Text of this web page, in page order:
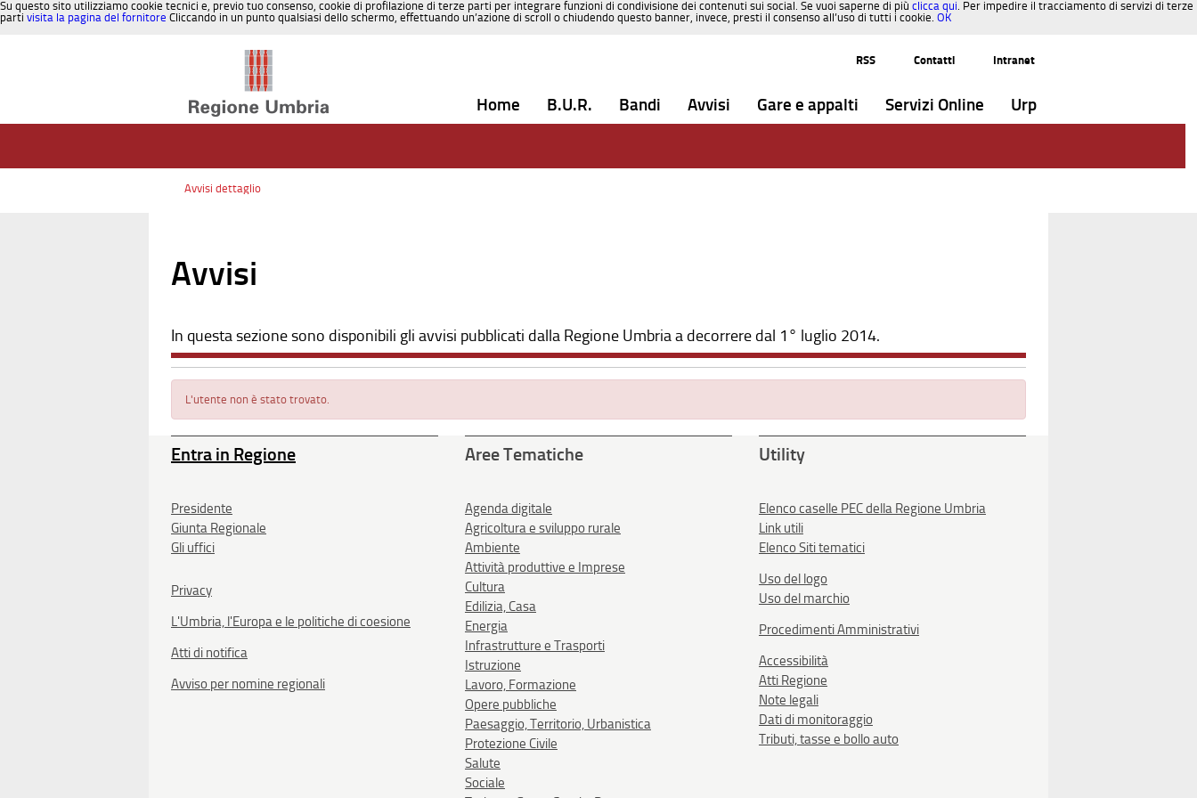
Su questo sito utilizziamo cookie tecnici e, previo tuo consenso, cookie di profilazione di terze parti per integrare funzioni di condivisione dei contenuti sui social. Se vuoi saperne di più clicca qui. Per impedire il tracciamento di servizi di terze
parti visita la pagina del fornitore Cliccando in un punto qualsiasi dello schermo, effettuando un’azione di scroll o chiudendo questo banner, invece, presti il consenso all’uso di tutti i cookie. OK
RSS
Contatti Intranet
Home B.U.R. Bandi Avvisi Gare e appalti Servizi Online Urp
Avvisi dettaglio
Avvisi
In questa sezione sono disponibili gli avvisi pubblicati dalla Regione Umbria a decorrere dal 1° luglio 2014.
L'utente non è stato trovato.
Entra in Regione
Presidente
Giunta Regionale
Gli uffici
Privacy
L'Umbria, l'Europa e le politiche di coesione
Atti di notifica
Avviso per nomine regionali
Aree Tematiche
Agenda digitale
Agricoltura e sviluppo rurale
Ambiente
Attività produttive e Imprese
Cultura
Edilizia, Casa
Energia
Infrastrutture e Trasporti
Istruzione
Lavoro, Formazione
Opere pubbliche
Paesaggio, Territorio, Urbanistica
Protezione Civile
Salute
Sociale
Utility
Elenco caselle PEC della Regione Umbria
Link utili
Elenco Siti tematici
Uso del logo
Uso del marchio
Procedimenti Amministrativi
Accessibilità
Atti Regione
Note legali
Dati di monitoraggio
Tributi, tasse e bollo auto